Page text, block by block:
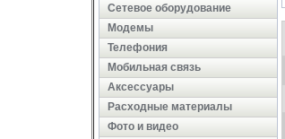
Сетевое оборудование
Модемы
Телефония
Мобильная связь
Аксессуары
Расходные материалы
Фото и видео